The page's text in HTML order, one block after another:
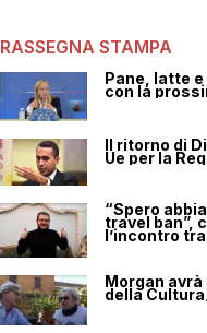
RASSEGNA STAMPA
Pane, latte
con la
Il ritorno di
Ue per la
“Spero
travel ban”,
l’incontro
Morgan
della